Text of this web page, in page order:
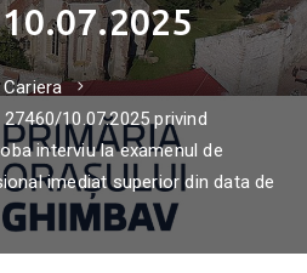
Cariera
10.07.2025 privind
interviu la examenul de
imediat superior din data de